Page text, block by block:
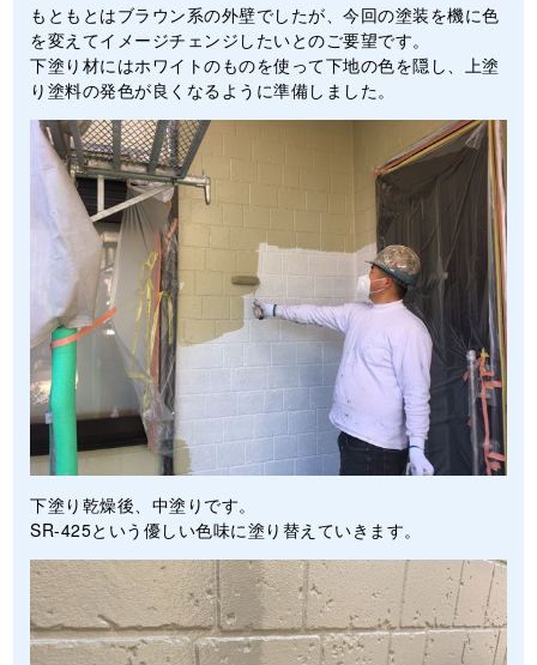
もともとはブラウン系の外壁でしたが、今回の塗装を機に色
を変えてイメージチェンジしたいとのご要望です。
下塗り材にはホワイトのものを使って下地の色を隠し、上塗
り塗料の発色が良くなるように準備しました。
下塗り乾燥後、中塗りです。
SR-425という優しい色味に塗り替えていきます。